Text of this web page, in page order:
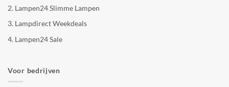
2. Lampen24 Slimme Lampen
3. Lampdirect Weekdeals
4. Lampen24 Sale
Voor bedrijven